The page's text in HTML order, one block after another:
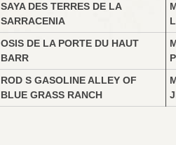
SAYA DES TERRES DE LA
SARRACENIA
OSIS DE LA PORTE DU HAUT
BARR
ROD S GASOLINE ALLEY OF
BLUE GRASS RANCH